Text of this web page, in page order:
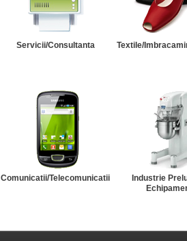
Servicii/Consultanta Textile/
Comunicatii/Telecomunicatii
Industrie